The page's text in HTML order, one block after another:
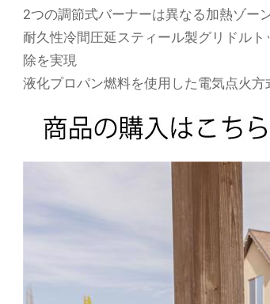
2つの調節式バーナーは異なる加熱ゾー
耐久性冷間圧延スティール製グリドル
除を実現
液化プロパン燃料を使用した電気点火